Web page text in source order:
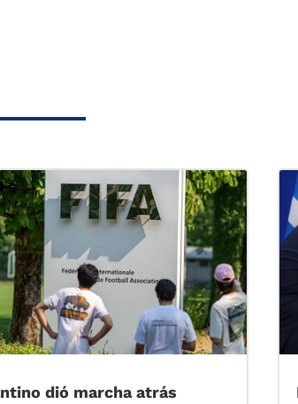
dió marcha atrás